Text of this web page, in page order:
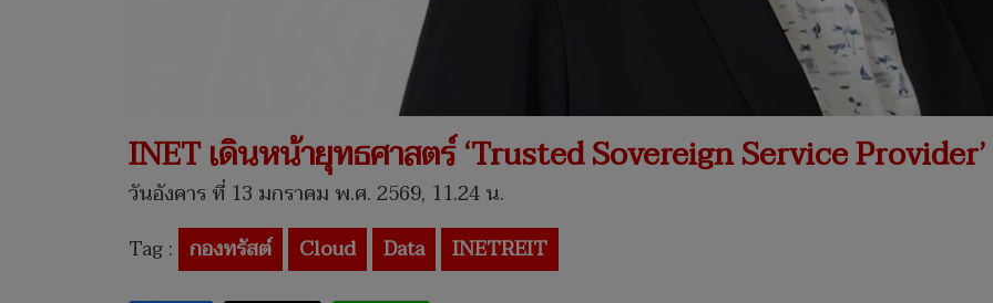
INET เดินหน้ายุทธศาสตร์ ‘Trusted Sovereign Service Provider’
วันอังคาร ที่ 13 มกราคม พ.ศ. 2569, 11.24 น.
Tag : กองทรัสต์ Cloud Data INETREIT